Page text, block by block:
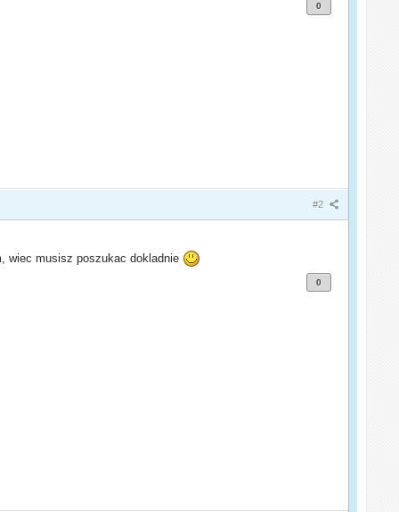
0
#2
wiec musisz poszukac dokladnie
0